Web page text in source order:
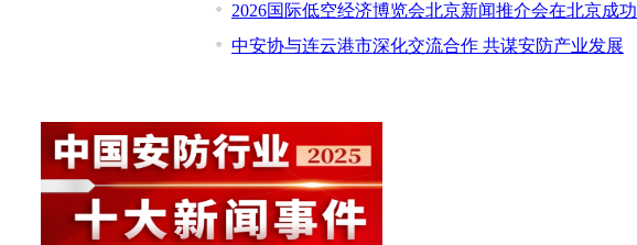
2026国际低空经济博览会北京新闻推介会在北京成功
中安协与连云港市深化交流合作 共谋安防产业发展